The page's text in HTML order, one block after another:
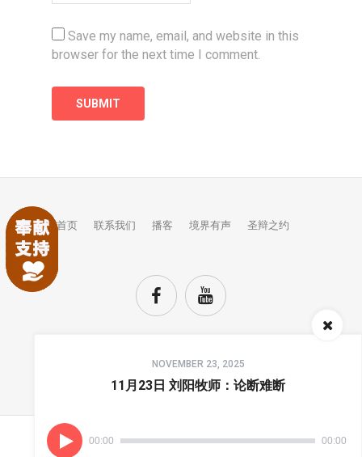
Save my name, email, and website in this
browser for the next time I comment.
NOVEMBER 23, 2025
11月23日 刘阳牧师：论断难断
00:00 00:00
首页 联系我们 播客 境界有声 圣辩之约
TOP